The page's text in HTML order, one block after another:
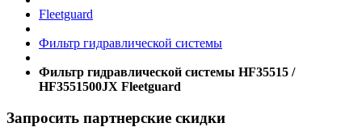
Fleetguard
Фильтр гидравлической системы
Фильтр гидравлической системы HF35515 /
HF3551500JX Fleetguard
Запросить партнерские скидки